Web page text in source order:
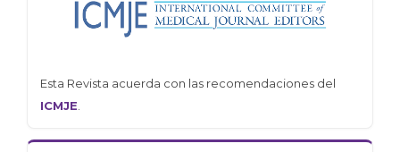
Esta Revista acuerda con las recomendaciones del
ICMJE